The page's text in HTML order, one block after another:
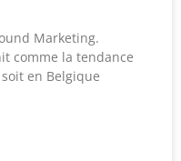
Marketing.
comme la tendance
en Belgique